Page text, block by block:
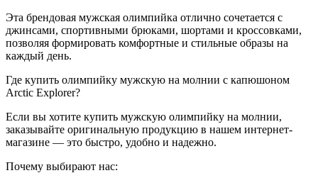
Эта брендовая мужская олимпийка отлично сочетается с
джинсами, спортивными брюками, шортами и кроссовками,
позволяя формировать комфортные и стильные образы на
каждый день.
Где купить олимпийку мужскую на молнии с капюшоном
Arctic Explorer?
Если вы хотите купить мужскую олимпийку на молнии,
заказывайте оригинальную продукцию в нашем интернет-
магазине — это быстро, удобно и надежно.
Почему выбирают нас: